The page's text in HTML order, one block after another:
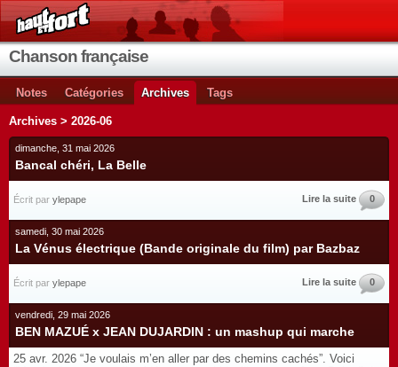
Chanson française
Notes Catégories Archives Tags
Archives > 2026-06
dimanche, 31 mai 2026
Bancal chéri, La Belle
Écrit par ylepape Lire la suite 0
samedi, 30 mai 2026
La Vénus électrique (Bande originale du film) par Bazbaz
Écrit par ylepape Lire la suite 0
vendredi, 29 mai 2026
BEN MAZUÉ x JEAN DUJARDIN : un mashup qui marche
25 avr. 2026 “Je voulais m’en aller par des chemins cachés”. Voici